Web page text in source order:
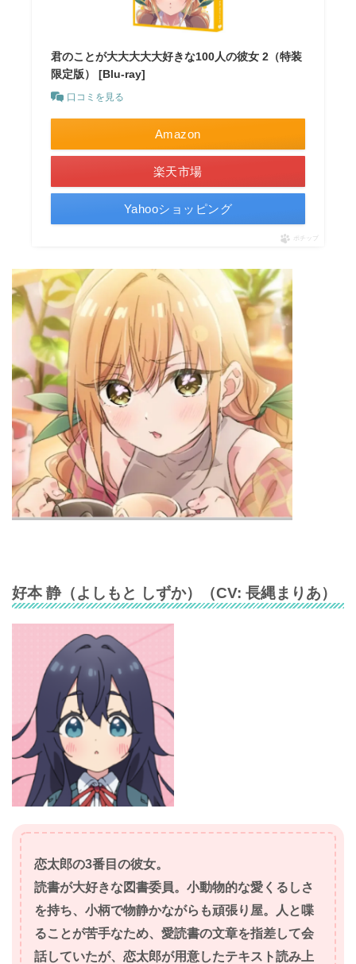
君のことが大大大大大好きな100人の彼女 2（特装
限定版） [Blu-ray]
口コミを見る
Amazon
楽天市場
Yahooショッピング
ポチップ
好本 静（よしもと しずか）（CV: 長縄まりあ）
恋太郎の3番目の彼女。
読書が大好きな図書委員。小動物的な愛くるしさ
を持ち、小柄で物静かながらも頑張り屋。人と喋
ることが苦手なため、愛読書の文章を指差して会
話していたが、恋太郎が用意したテキスト読み上